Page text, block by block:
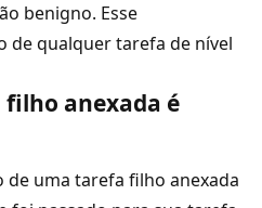
benigno. Esse
de qualquer tarefa de nível
anexada é
de uma tarefa filho anexada